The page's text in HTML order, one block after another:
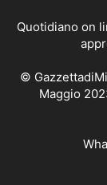
Quotidiano on
©
Maggio